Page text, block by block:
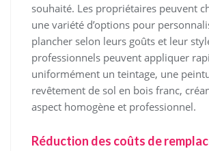
souhaité. Les propriétaires peuvent
une variété d’options pour
plancher selon leurs goûts et leur
professionnels peuvent appliquer
uniformément un teintage, une
revêtement de sol en bois franc,
aspect homogène et professionnel.
Réduction des coûts de